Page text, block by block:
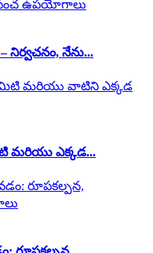
నేను...
మరియు ఎక్కడ...